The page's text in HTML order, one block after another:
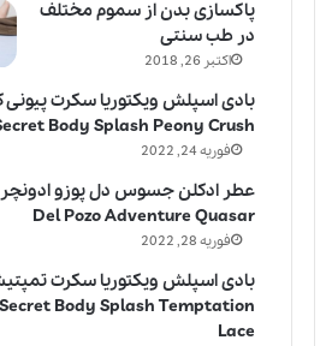
پاکسازی بدن از سموم مختلف
در طب سنتی
اکتبر 26, 2018
بادی اسپلش ویکتوریا سکرت
Body Splash Peony Crush
فوریه 24, 2022
Del Pozo Adventure Quasar
فوریه 28, 2022
بادی اسپلش ویکتوریا سکرت
Body Splash Temptation
Lace